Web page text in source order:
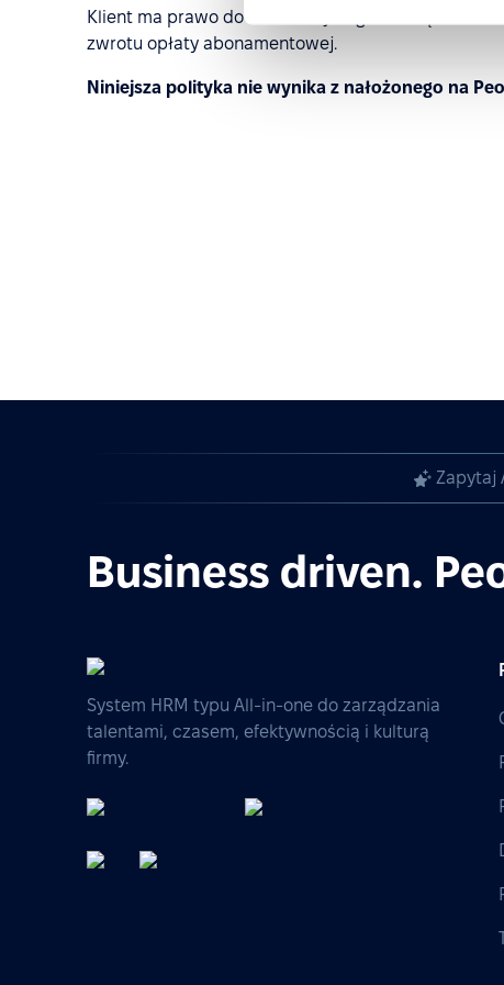
Klient ma prawo do wcześniejszego rozwiązania
zwrotu opłaty abonamentowej.
Niniejsza polityka nie wynika z nałożonego na
Zapytaj
Business driven.
System HRM typu All-in-one do zarządzania
talentami, czasem, efektywnością i kulturą
firmy.